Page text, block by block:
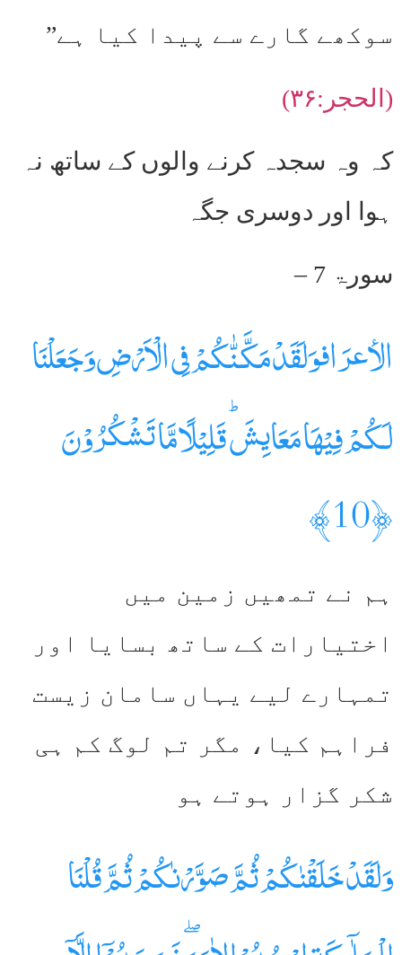
سوکھے گارے سے پیدا کیا ہے”
(الحجر:۳۶)
کہ وہ سجدہ کرنے والوں کے ساتھ نہ
ہوا اور دوسری جگہ
سورۃ 7 –
الاٴعرَافوَلَقَدۡ مَكَّـنّٰكُمۡ فِى الۡاَرۡضِ وَجَعَلۡنَا
لَـكُمۡ فِيۡهَا مَعَايِشَ ؕ قَلِيۡلًا مَّا تَشۡكُرُوۡنَ
﴿10﴾
ہم نے تمھیں زمین میں
اختیارات کے ساتھ بسایا اور
تمہارے لیے یہاں سامان زیست
فراہم کیا، مگر تم لوگ کم ہی
شکر گزار ہوتے ہو
وَلَقَدۡ خَلَقۡنٰكُمۡ ثُمَّ صَوَّرۡنٰكُمۡ ثُمَّ قُلۡنَا